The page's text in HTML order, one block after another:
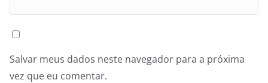
Salvar meus dados neste navegador para a próxima
vez que eu comentar.